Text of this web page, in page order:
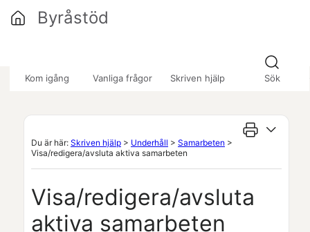
Kom igång Vanliga frågor Skriven hjälp Sök
Byråstöd
Du är här: Skriven hjälp > Underhåll > Samarbeten >
Visa/redigera/avsluta aktiva samarbeten
Visa/redigera/avsluta
aktiva samarbeten